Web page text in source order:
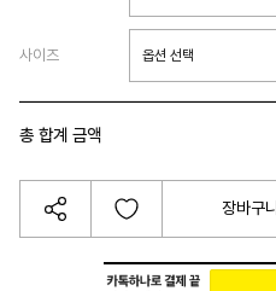
사이즈
총 합계 금액
장바구니